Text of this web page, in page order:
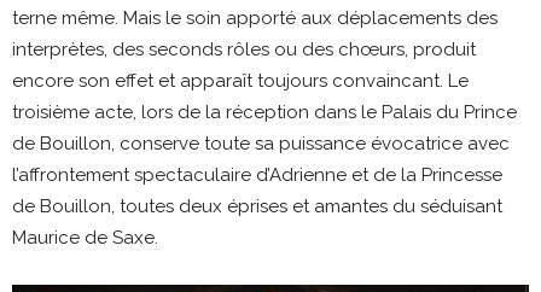
terne même. Mais le soin apporté aux déplacements des
interprètes, des seconds rôles ou des chœurs, produit
encore son effet et apparaît toujours convaincant. Le
troisième acte, lors de la réception dans le Palais du Prince
de Bouillon, conserve toute sa puissance évocatrice avec
l’affrontement spectaculaire d’Adrienne et de la Princesse
de Bouillon, toutes deux éprises et amantes du séduisant
Maurice de Saxe.